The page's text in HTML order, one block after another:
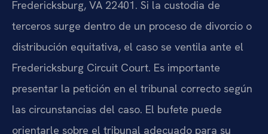
Fredericksburg, VA 22401. Si la custodia de
terceros surge dentro de un proceso de divorcio o
distribución equitativa, el caso se ventila ante el
Fredericksburg Circuit Court. Es importante
presentar la petición en el tribunal correcto según
las circunstancias del caso. El bufete puede
orientarle sobre el tribunal adecuado para su